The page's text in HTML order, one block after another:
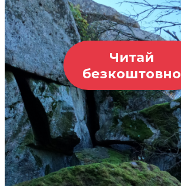
Читай
безкоштовно